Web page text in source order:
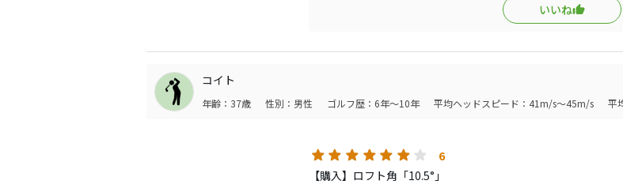
いいね
コイト
年齢：37歳 性別：男性 ゴルフ歴：6年～10年 平均ヘッドスピード：41m/s～45m/s 平
6
【購入】ロフト角「10.5°」